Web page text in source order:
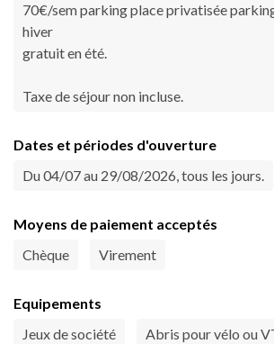
70€/sem parking place privatisée
hiver
gratuit en été.
Taxe de séjour non incluse.
Dates et périodes d'ouverture
Du 04/07 au 29/08/2026, tous les jours.
Moyens de paiement acceptés
Chèque
Virement
Equipements
Jeux de société
Abris pour vélo ou